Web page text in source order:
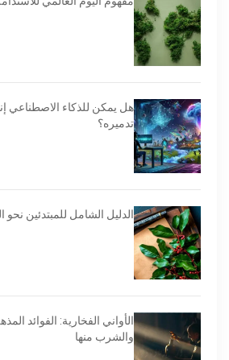
هل يمكن للذكاء الاصطناعي
تدميره؟
الدليل الشامل للمبتدئين
الأواني الفخارية: الفوائد
والشرب منها